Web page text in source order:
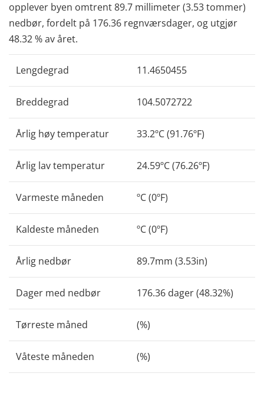
opplever byen omtrent 89.7 millimeter (3.53 tommer)
nedbør, fordelt på 176.36 regnværsdager, og utgjør
48.32 % av året.
Lengdegrad 11.4650455
Breddegrad 104.5072722
Årlig høy temperatur 33.2ºC (91.76ºF)
Årlig lav temperatur 24.59ºC (76.26ºF)
Varmeste måneden ºC (0ºF)
Kaldeste måneden ºC (0ºF)
Årlig nedbør 89.7mm (3.53in)
Dager med nedbør 176.36 dager (48.32%)
Tørreste måned (%)
Våteste måneden (%)